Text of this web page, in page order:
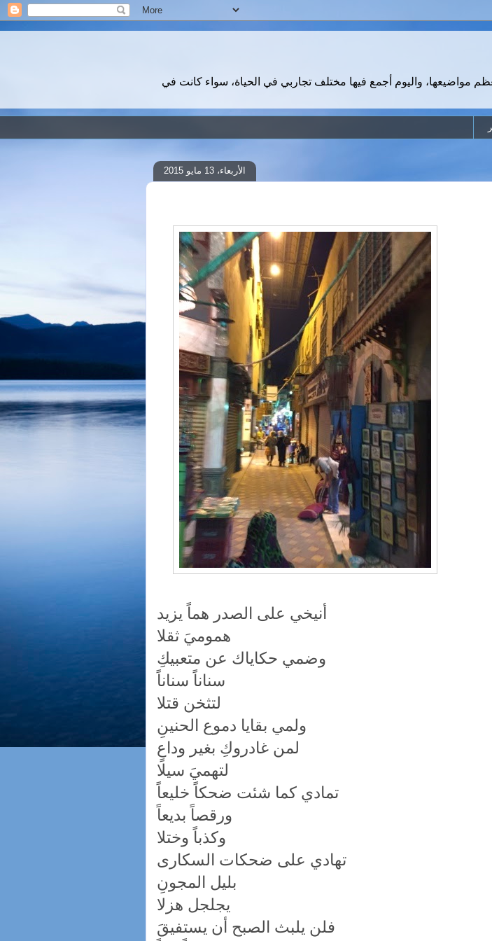
مواضيعها، واليوم أجمع فيها مختلف تجاربي في الحياة، سواء كانت في
الأربعاء، 13 مايو 2015
أنيخي على الصدر هماً يزيد
هموميَ ثقلا
وضمي حكاياك عن متعبيكِ
سناناً سناناً
لتثخن قتلا
ولمي بقايا دموع الحنينِ
لمن غادروكِ بغير وداعٍ
لتهميَ سيلا
تمادي كما شئت ضحكاً خليعاً
ورقصاً بديعاً
وكذباً وختلا
تهادي على ضحكات السكارى
بليل المجونِ
يجلجل هزلا
فلن يلبث الصبح أن يستفيقَ